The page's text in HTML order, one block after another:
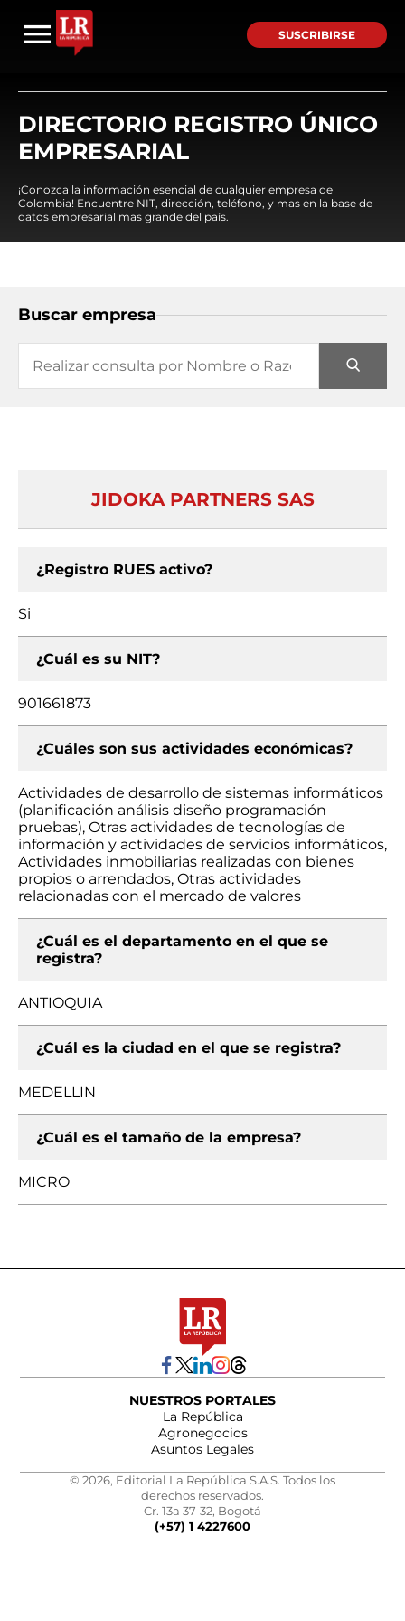
SUSCRIBIRSE
DIRECTORIO REGISTRO ÚNICO
EMPRESARIAL
¡Conozca la información esencial de cualquier empresa de
Colombia! Encuentre NIT, dirección, teléfono, y mas en la base de
datos empresarial mas grande del país.
Buscar empresa
JIDOKA PARTNERS SAS
¿Registro RUES activo?
Si
¿Cuál es su NIT?
901661873
¿Cuáles son sus actividades económicas?
Actividades de desarrollo de sistemas informáticos
(planificación análisis diseño programación
pruebas), Otras actividades de tecnologías de
información y actividades de servicios informáticos,
Actividades inmobiliarias realizadas con bienes
propios o arrendados, Otras actividades
relacionadas con el mercado de valores
¿Cuál es el departamento en el que se
registra?
ANTIOQUIA
¿Cuál es la ciudad en el que se registra?
MEDELLIN
¿Cuál es el tamaño de la empresa?
MICRO
NUESTROS PORTALES
La República
Agronegocios
Asuntos Legales
© 2026, Editorial La República S.A.S. Todos los
derechos reservados.
Cr. 13a 37-32, Bogotá
(+57) 1 4227600